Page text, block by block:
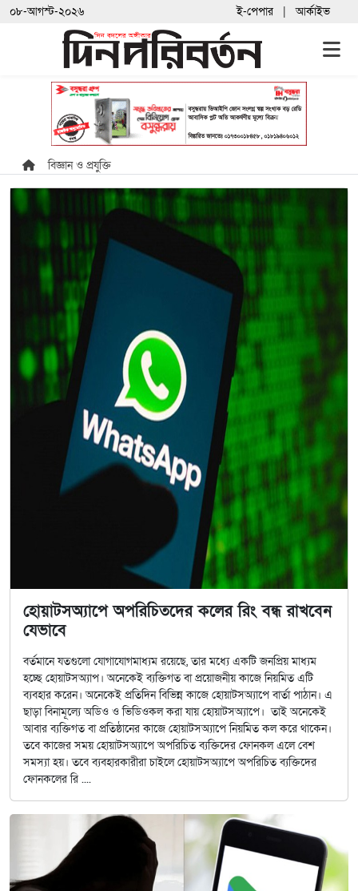
০৮-আগস্ট-২০২৬ ই-পেপার আর্কাইভ
বিজ্ঞান ও প্রযুক্তি
হোয়াটসঅ্যাপে অপরিচিতদের কলের রিং বন্ধ রাখবেন
যেভাবে
বর্তমানে যতগুলো যোগাযোগমাধ্যম রয়েছে, তার মধ্যে একটি জনপ্রিয় মাধ্যম
হচ্ছে হোয়াটসঅ্যাপ। অনেকেই ব্যক্তিগত বা প্রয়োজনীয় কাজে নিয়মিত এটি
ব্যবহার করেন। অনেকেই প্রতিদিন বিভিন্ন কাজে হোয়াটসঅ্যাপে বার্তা পাঠান। এ
ছাড়া বিনামূল্যে অডিও ও ভিডিওকল করা যায় হোয়াটসঅ্যাপে। তাই অনেকেই
আবার ব্যক্তিগত বা প্রতিষ্ঠানের কাজে হোয়াটসঅ্যাপে নিয়মিত কল করে থাকেন।
তবে কাজের সময় হোয়াটসঅ্যাপে অপরিচিত ব্যক্তিদের ফোনকল এলে বেশ
সমস্যা হয়। তবে ব্যবহারকারীরা চাইলে হোয়াটসঅ্যাপে অপরিচিত ব্যক্তিদের
ফোনকলের রি ....